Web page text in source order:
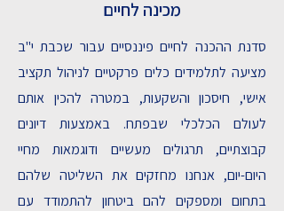
מכינה לחיים
סדנת ההכנה לחיים פיננסיים עבור שכבת י"ב
מציעה לתלמידים כלים פרקטיים לניהול תקציב
אישי, חיסכון והשקעות, במטרה להכין אותם
לעולם הכלכלי שבפתח. באמצעות דיונים
קבוצתיים, תרגולים מעשיים ודוגמאות מחיי
היום-יום, אנחנו מחזקים את השליטה שלהם
בתחום ומספקים להם ביטחון להתמודד עם